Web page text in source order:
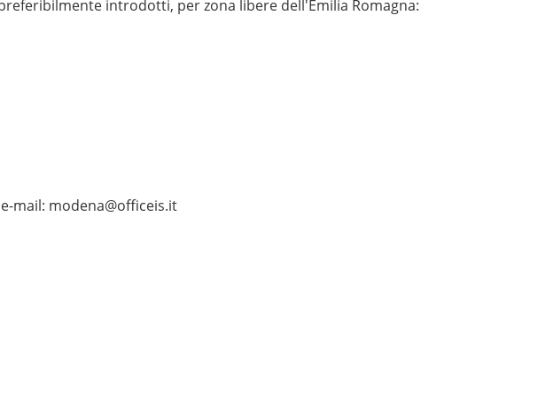
introdotti, per zona libere dell'Emilia Romagna:
mail: modena@officeis.it